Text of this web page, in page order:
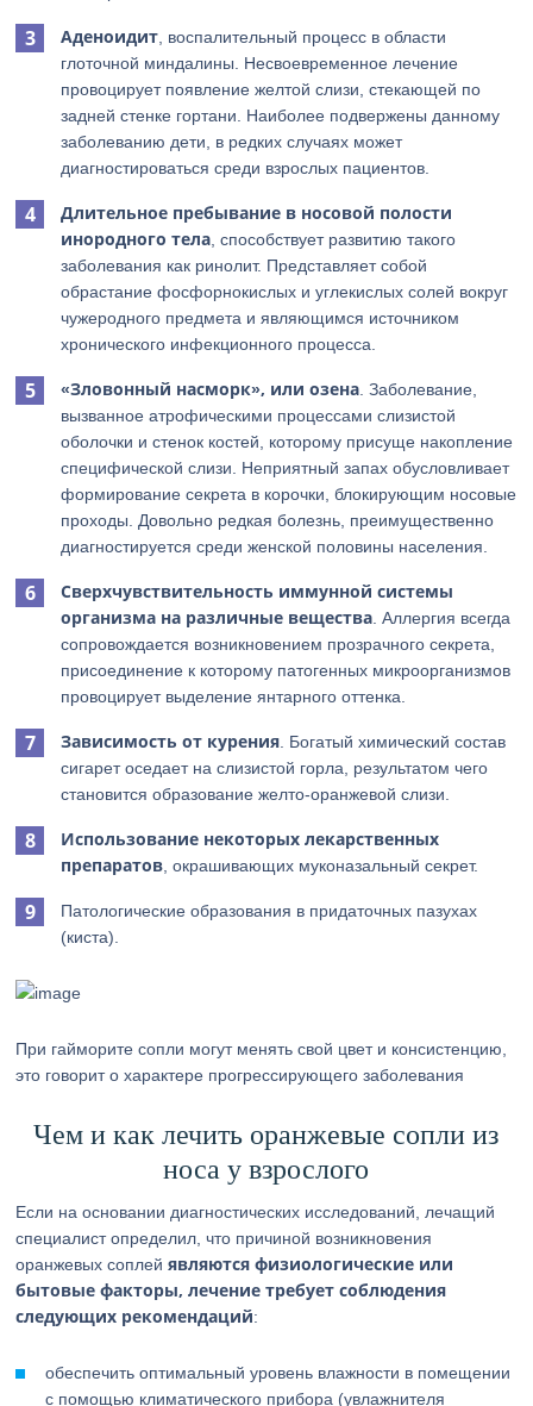
Аденоидит , воспалительный процесс в области
глоточной миндалины. Несвоевременное лечение
провоцирует появление желтой слизи, стекающей по
задней стенке гортани. Наиболее подвержены данному
заболеванию дети, в редких случаях может
диагностироваться среди взрослых пациентов.
Длительное пребывание в носовой полости
инородного тела , способствует развитию такого
заболевания как ринолит. Представляет собой
обрастание фосфорнокислых и углекислых солей вокруг
чужеродного предмета и являющимся источником
хронического инфекционного процесса.
«Зловонный насморк», или озена . Заболевание,
вызванное атрофическими процессами слизистой
оболочки и стенок костей, которому присуще накопление
специфической слизи. Неприятный запах обусловливает
формирование секрета в корочки, блокирующим носовые
проходы. Довольно редкая болезнь, преимущественно
диагностируется среди женской половины населения.
Сверхчувствительность иммунной системы
организма на различные вещества . Аллергия всегда
сопровождается возникновением прозрачного секрета,
присоединение к которому патогенных микроорганизмов
провоцирует выделение янтарного оттенка.
Зависимость от курения . Богатый химический состав
сигарет оседает на слизистой горла, результатом чего
становится образование желто-оранжевой слизи.
Использование некоторых лекарственных
препаратов , окрашивающих муконазальный секрет.
Патологические образования в придаточных пазухах
(киста).
При гайморите сопли могут менять свой цвет и консистенцию,
это говорит о характере прогрессирующего заболевания
Чем и как лечить оранжевые сопли из
носа у взрослого
Если на основании диагностических исследований, лечащий
специалист определил, что причиной возникновения
оранжевых соплейявляются физиологические или
бытовые факторы, лечение требует соблюдения
следующих рекомендаций:
обеспечить оптимальный уровень влажности в помещении
с помощью климатического прибора (увлажнителя